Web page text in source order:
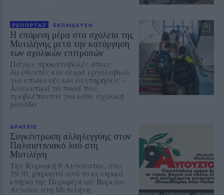
ΡΕΠΟΡΤΑΖ ΕΚΠΑΙΔΕΥΣΗ
Η επόμενη μέρα στα σχολεία της
Μυτιλήνης μετά την κατάργηση
των σχολικών επιτροπών
Πάγιες προκαταβολές στους
διευθυντές και σειρά εργολαβιών
για επισκευές και συντηρήσεις –
Αναλυτικά τα ποσά που
προβλέπονται για κάθε σχολική
μονάδα
ΔΡΑΣΕΙΣ
Συγκέντρωση αλληλεγγύης στον
Παλαιστινιακό λαό στη
Μυτιλήνη
Την Κυριακή 9 Αυγούστου, στις
19:30, μπροστά από το κεντρικό
κτήριο της Περιφέρειας Βορείου
Αιγαίου στη Μυτιλήνη